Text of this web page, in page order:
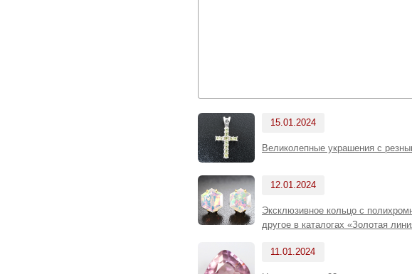
15.01.2024
Великолепные украшения с
12.01.2024
Эксклюзивное кольцо с
другое в каталогах «Золотая
11.01.2024